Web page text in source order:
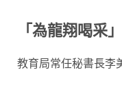
「為龍翔喝采
教育局常任秘書長李